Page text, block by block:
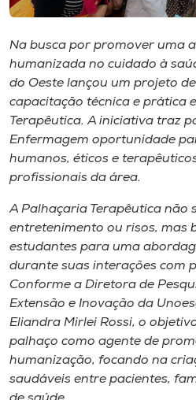
Editora
Rádio
Museu
Unoesc
Store
Selecione
o idioma
A+
Na busca por promover uma
humanizada no cuidado à
do Oeste lançou um projeto
capacitação técnica e prática
Terapêutica. A iniciativa traz
Enfermagem oportunidade
humanos, éticos e
profissionais da área.
A Palhaçaria Terapêutica não
entretenimento ou risos, mas
estudantes para uma
durante suas interações com
Conforme a Diretora de
Extensão e Inovação da
Eliandra Mirlei Rossi, o
palhaço como agente de
humanização, focando na
saudáveis entre pacientes,